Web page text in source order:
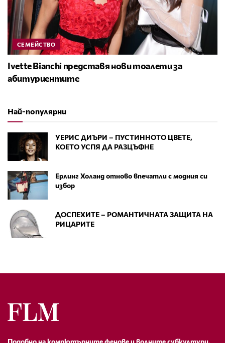
СЕМЕЙСТВО
Ivette Bianchi представя нови тоалети за
абитуриентите
Най-популярни
УЕРИС ДИЪРИ – ПУСТИННОТО ЦВЕТЕ,
КОЕТО УСПЯ ДА РАЗЦЪФНЕ
Ерлинг Холанд отново впечатли с модния си
избор
ДОСПЕХИТЕ – РОМАНТИЧНАТА ЗАЩИТА НА
РИЦАРИТЕ